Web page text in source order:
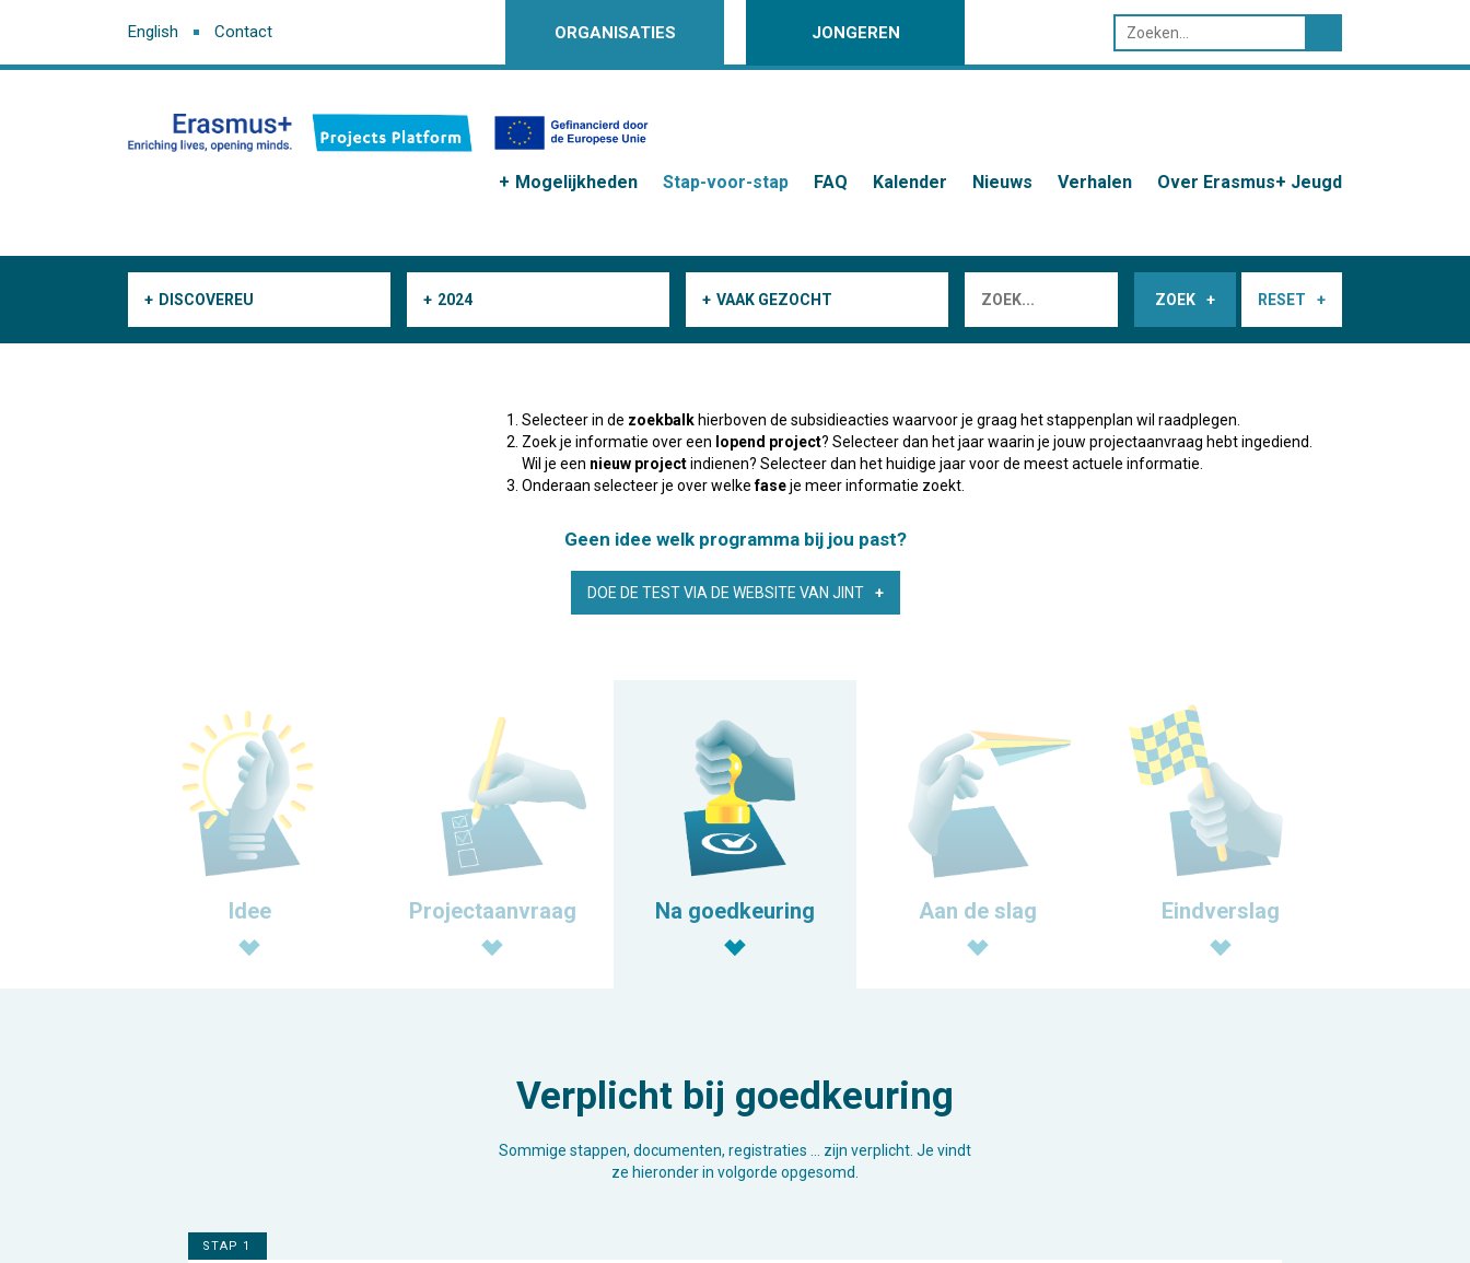
English Contact ORGANISATIES JONGEREN
Mogelijkheden Stap-voor-stap FAQ Kalender Nieuws Verhalen Over Erasmus+ Jeugd
DISCOVEREU 2024 VAAK GEZOCHT ZOEK RESET
Selecteer in de zoekbalk hierboven de subsidieacties waarvoor je graag het stappenplan wil raadplegen.
Zoek je informatie over een lopend project? Selecteer dan het jaar waarin je jouw projectaanvraag hebt ingediend.
Wil je een nieuw projectindienen? Selecteer dan het huidige jaar voor de meest actuele informatie.
Onderaan selecteer je over welkefaseje meer informatie zoekt.
Geen idee welk programma bij jou past?
DOE DE TEST VIA DE WEBSITE VAN JINT
Idee Projectaanvraag Na goedkeuring Aan de slag Eindverslag
Verplicht bij goedkeuring
Sommige stappen, documenten, registraties … zijn verplicht. Je vindt
ze hieronder in volgorde opgesomd.
STAP 1